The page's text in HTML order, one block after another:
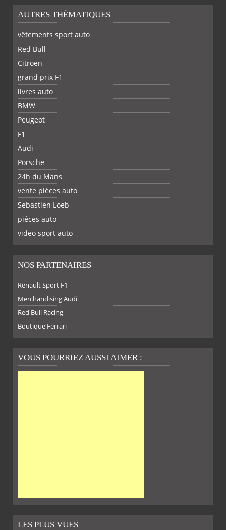
SUR SUR SUR SUR
FACEBOOKTWITTER
AUTRES THÉMATIQUES
vêtements sport auto
Red Bull
Citroën
grand prix F1
livres auto
BMW
Peugeot
F1
Audi
Porsche
24h du Mans
vente pièces auto
Sebastien Loeb
piéces auto
video sport auto
NOS PARTENAIRES
Renault Sport F1
Merchandising Audi
Red Bull Racing
Boutique Ferrari
VOUS POURRIEZ AUSSI AIMER :
LES PLUS VUES